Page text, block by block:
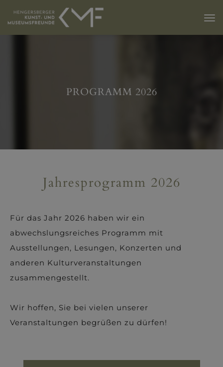
PROGRAMM 2026
Jahresprogramm 2026
Für das Jahr 2026 haben wir ein
abwechslungsreiches Programm mit
Ausstellungen, Lesungen, Konzerten und
anderen Kulturveranstaltungen
zusammengestellt.
Wir hoffen, Sie bei vielen unserer
Veranstaltungen begrüßen zu dürfen!